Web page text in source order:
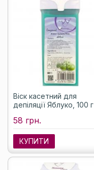
Віск касетний для
депіляції Яблуко, 100 г
58 грн.
КУПИТИ